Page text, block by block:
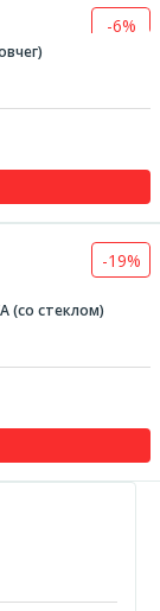
-6%
-19%
(со стеклом)